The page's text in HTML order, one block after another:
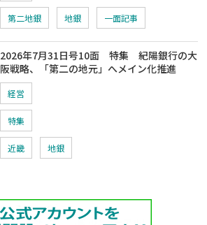
第二地銀 地銀 一面記事
2026年7月31日号10面 特集 紀陽銀行の大
阪戦略、「第二の地元」へメイン化推進
経営
特集
近畿 地銀